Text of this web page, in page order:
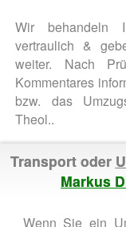
Wir behandeln
vertraulich &
weiter. Nach
Kommentares
bzw. das
Theol..
Transport oder
Markus
Wenn Sie ein